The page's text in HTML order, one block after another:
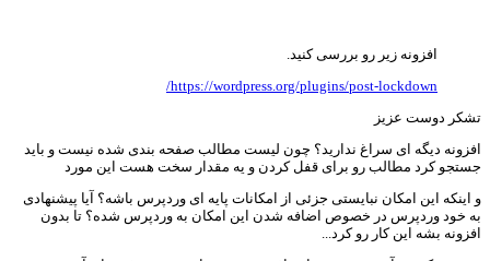
افزونه زیر رو بررسی کنید.
https://wordpress.org/plugins/post-lockdown/
دوست عزیز
دیگه ای سراغ ندارید؟ چون لیست مطالب صفحه بندی شده نیست و باید
کرد مطالب رو برای قفل کردن و یه مقدار سخت هست این مورد
این امکان نبایستی جزئی از امکانات پایه ای وردپرس باشه؟ آیا پیشنهادی
خود وردپرس در خصوص اضافه شدن این امکان به وردپرس شده؟ تا بدون
بشه این کار رو کرد...